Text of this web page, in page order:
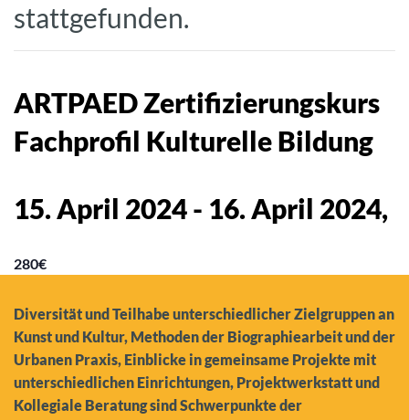
stattgefunden.
ARTPAED Zertifizierungskurs
Fachprofil Kulturelle Bildung
15. April 2024- 16. April 2024,
280€
Diversität und Teilhabe unterschiedlicher Zielgruppen an
Kunst und Kultur, Methoden der Biographiearbeit und der
Urbanen Praxis, Einblicke in gemeinsame Projekte mit
unterschiedlichen Einrichtungen, Projektwerkstatt und
Kollegiale Beratung sind Schwerpunkte der